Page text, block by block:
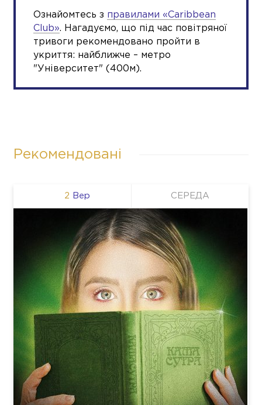
Ознайомтесь з правилами «Сaribbean
Club». Нагадуємо, що під час повітряної
тривоги рекомендовано пройти в
укриття: найближче – метро
"Університет" (400м).
Рекомендовані
Вер
2 СЕРЕДА